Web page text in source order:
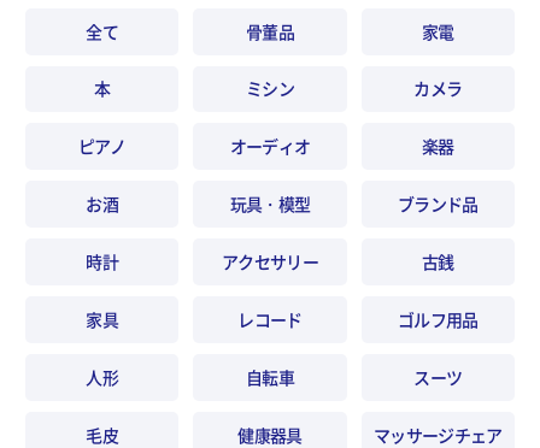
全て 骨董品 家電
本 ミシン カメラ
ピアノ オーディオ 楽器
お酒 玩具・模型 ブランド品
時計 アクセサリー 古銭
家具 レコード ゴルフ用品
人形 自転車 スーツ
毛皮 健康器具 マッサージチェア